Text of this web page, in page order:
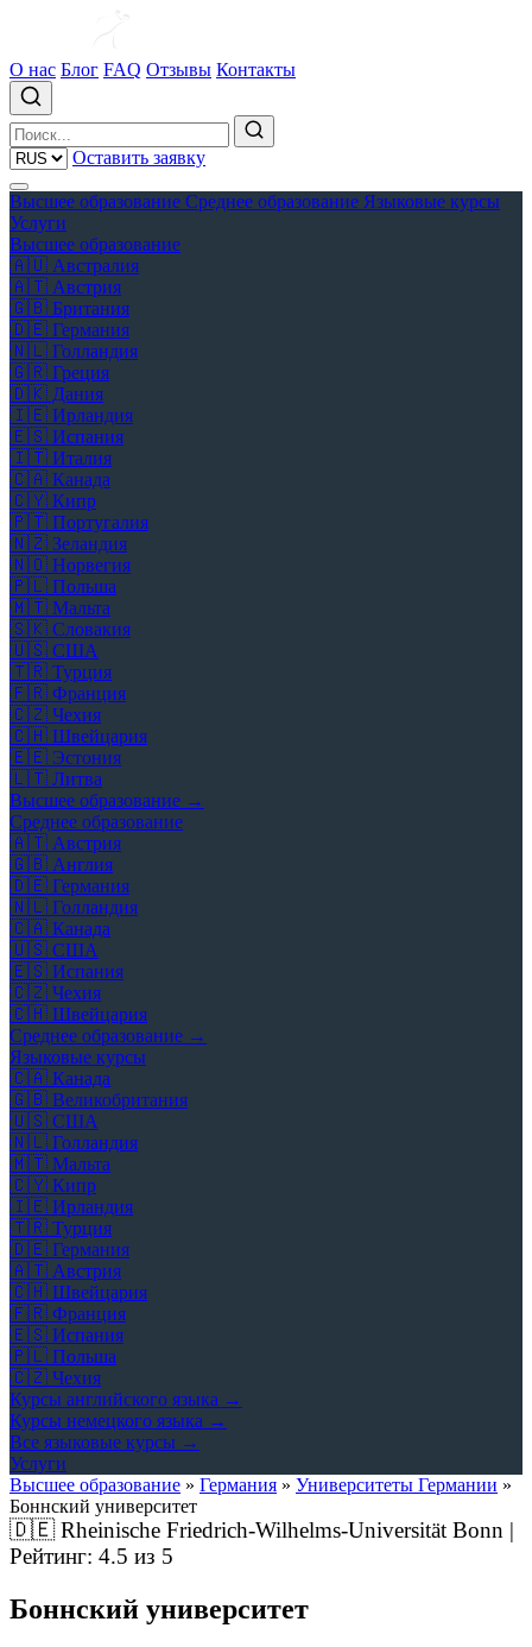
О нас Блог FAQ Отзывы Контакты
Оставить заявку
Высшее образование Среднее образование Языковые курсы
Услуги
Высшее образование
🇦🇺 Австралия
🇦🇹 Австрия
🇬🇧 Британия
🇩🇪 Германия
🇳🇱 Голландия
🇬🇷 Греция
🇩🇰 Дания
🇮🇪 Ирландия
🇪🇸 Испания
🇮🇹 Италия
🇨🇦 Канада
🇨🇾 Кипр
🇵🇹 Португалия
🇳🇿 Зеландия
🇳🇴 Норвегия
🇵🇱 Польша
🇲🇹 Мальта
🇸🇰 Словакия
🇺🇸 США
🇹🇷 Турция
🇫🇷 Франция
🇨🇿 Чехия
🇨🇭 Швейцария
🇪🇪 Эстония
🇱🇹 Литва
Высшее образование →
Среднее образование
🇦🇹 Австрия
🇬🇧 Англия
🇩🇪 Германия
🇳🇱 Голландия
🇨🇦 Канада
🇺🇸 США
🇪🇸 Испания
🇨🇿 Чехия
🇨🇭 Швейцария
Среднее образование →
Языковые курсы
🇨🇦 Канада
🇬🇧 Великобритания
🇺🇸 США
🇳🇱 Голландия
🇲🇹 Мальта
🇨🇾 Кипр
🇮🇪 Ирландия
🇹🇷 Турция
🇩🇪 Германия
🇦🇹 Австрия
🇨🇭 Швейцария
🇫🇷 Франция
🇪🇸 Испания
🇵🇱 Польша
🇨🇿 Чехия
Курсы английского языка →
Курсы немецкого языка →
Все языковые курсы →
Услуги
Высшее образование » Германия » Университеты Германии »
Боннский университет
🇩🇪Rheinische Friedrich-Wilhelms-Universität Bonn |
Рейтинг: 4.5 из 5
Боннский университет